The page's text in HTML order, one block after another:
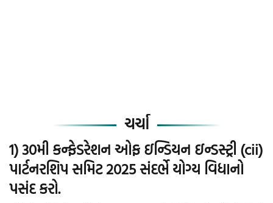
ચર્ચા
1) 30મી કન્ફેડરેશન ઓફ ઇન્ડિયન ઇન્ડસ્ટ્રી (cii)
પાર્ટનરશિપ સમિટ 2025 સંદર્ભે યોગ્ય વિધાનો
પસંદ કરો.